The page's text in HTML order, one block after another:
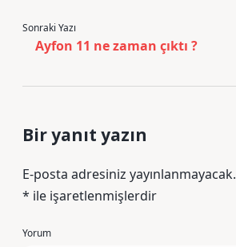
Sonraki Yazı
Ayfon 11 ne zaman çıktı ?
Bir yanıt yazın
E-posta adresiniz yayınlanmayacak.
* ile işaretlenmişlerdir
Yorum